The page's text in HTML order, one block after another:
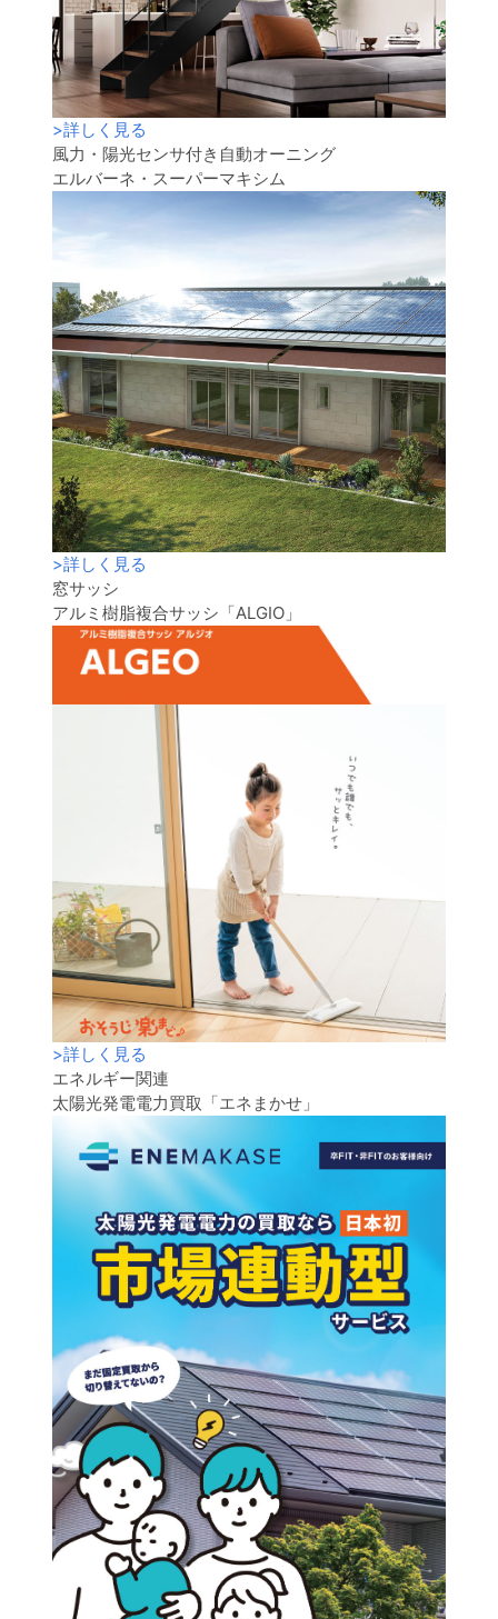
>詳しく見る
風力・陽光センサ付き自動オーニング
エルバーネ・スーパーマキシム
>詳しく見る
窓サッシ
アルミ樹脂複合サッシ「ALGIO」
>詳しく見る
エネルギー関連
太陽光発電電力買取「エネまかせ」